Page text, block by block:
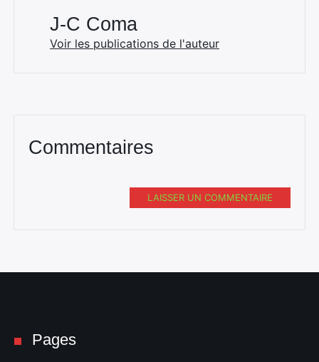
J-C Coma
Voir les publications de l'auteur
Commentaires
LAISSER UN COMMENTAIRE
Pages